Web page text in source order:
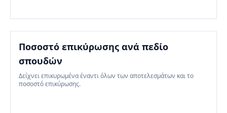
Ποσοστό επικύρωσης ανά πεδίο
σπουδών
Δείχνει επικυρωμένα έναντι όλων των αποτελεσμάτων και το
ποσοστό επικύρωσης.